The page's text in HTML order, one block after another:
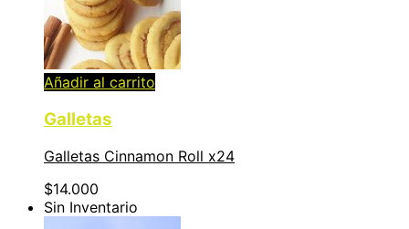
Añadir al carrito
Galletas
Galletas Cinnamon Roll x24
$14.000
Sin Inventario